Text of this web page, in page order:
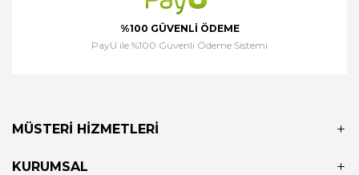
%100 GÜVENLI ÖDEME
PayU ile %100 Güvenli Ödeme Sistemi
MÜSTERI HIZMETLERI
KURUMSAL